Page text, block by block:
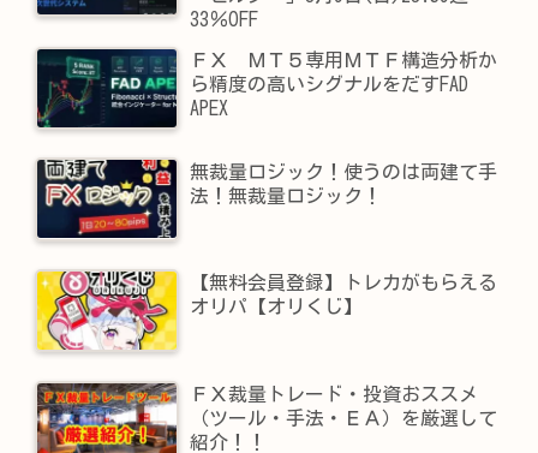
33％OFF
ＦＸ ＭＴ５専用ＭＴＦ構造分析か
ら精度の高いシグナルをだすFAD
APEX
無裁量ロジック！使うのは両建て手
法！無裁量ロジック！
【無料会員登録】トレカがもらえる
オリパ【オリくじ】
ＦＸ裁量トレード・投資おススメ
（ツール・手法・ＥＡ）を厳選して
紹介！！